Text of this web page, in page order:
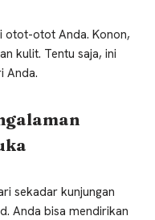
otot-otot Anda. Konon,
kulit. Tentu saja, ini
Anda.
sekadar kunjungan
Anda bisa mendirikan